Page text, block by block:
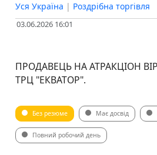
Уся Україна | Роздрібна торгівля
03.06.2026 16:01
ПРОДАВЕЦЬ НА АТРАКЦІОН
ТРЦ "ЕКВАТОР".
Без резюме Має досвід
Повний робочий день